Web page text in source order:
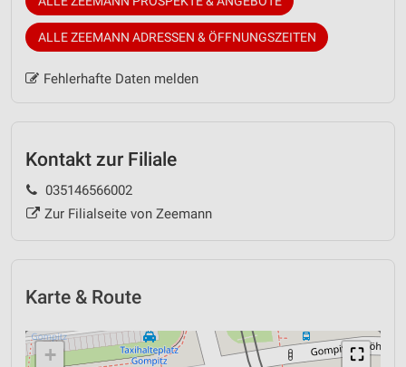
ALLE ZEEMANN ADRESSEN & ÖFFNUNGSZEITEN
Fehlerhafte Daten melden
Kontakt zur Filiale
035146566002
Zur Filialseite von Zeemann
Karte & Route
⛶
+